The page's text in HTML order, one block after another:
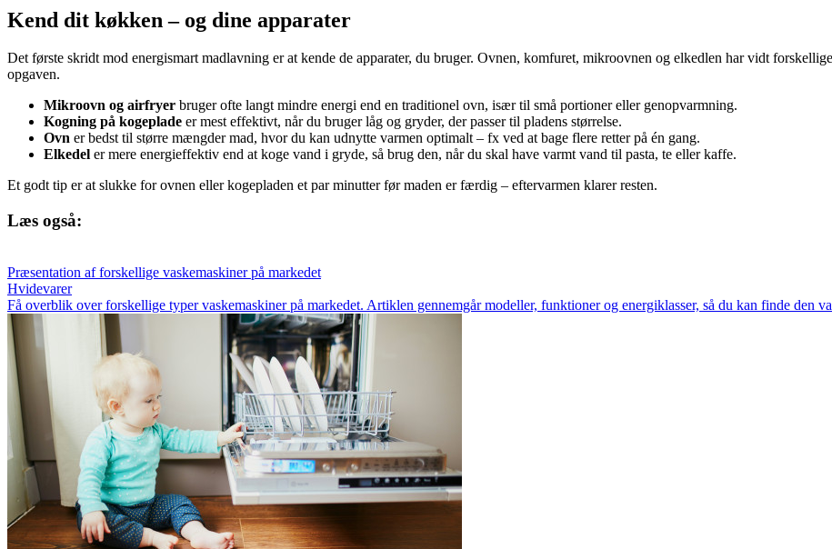
Kend dit køkken – og dine apparater
Det første skridt mod energismart madlavning er at kende de apparater, du bruger. Ovnen, komfuret, mikroovnen og elkedlen har vidt
opgaven.
Mikroovn og airfryer bruger ofte langt mindre energi end en traditionel ovn, især til små portioner eller genopvarmning.
Kogning på kogeplade er mest effektivt, når du bruger låg og gryder, der passer til pladens størrelse.
Ovn er bedst til større mængder mad, hvor du kan udnytte varmen optimalt – fx ved at bage flere retter på én gang.
Elkedel er mere energieffektiv end at koge vand i gryde, så brug den, når du skal have varmt vand til pasta, te eller kaffe.
Et godt tip er at slukke for ovnen eller kogepladen et par minutter før maden er færdig – eftervarmen klarer resten.
Læs også:
Præsentation af forskellige vaskemaskiner på markedet
Hvidevarer
Få overblik over forskellige typer vaskemaskiner på markedet. Artiklen gennemgår modeller, funktioner og energiklasser, så du kan finde den